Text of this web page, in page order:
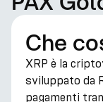
Che
XRP è la
sviluppato da
pagamenti